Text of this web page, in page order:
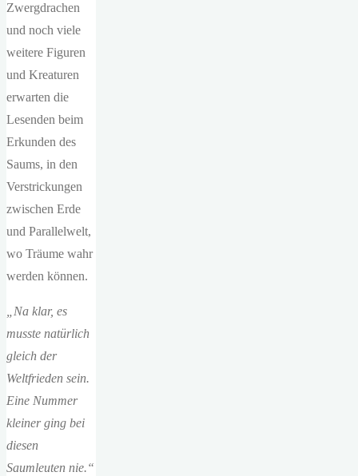
Zwergdrachen
und noch viele
weitere Figuren
und Kreaturen
erwarten die
Lesenden beim
Erkunden des
Saums, in den
Verstrickungen
zwischen Erde
und Parallelwelt,
wo Träume wahr
werden können.
„Na klar, es
musste natürlich
gleich der
Weltfrieden sein.
Eine Nummer
kleiner ging bei
diesen
Saumleuten nie.“